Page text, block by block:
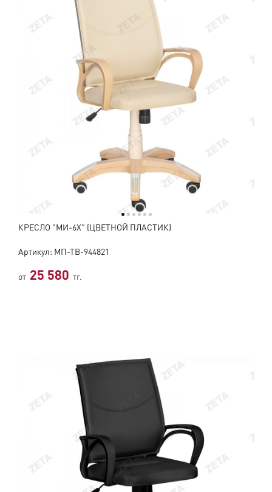
КРЕСЛО "МИ-6X" (ЦВЕТНОЙ ПЛАСТИК)
Артикул: МП-ТВ-944821
от 25 580 тг.